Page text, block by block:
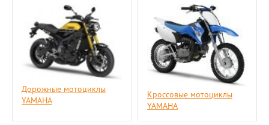
Дорожные мотоциклы
YAMAHA
Кроссовые мотоциклы
YAMAHA